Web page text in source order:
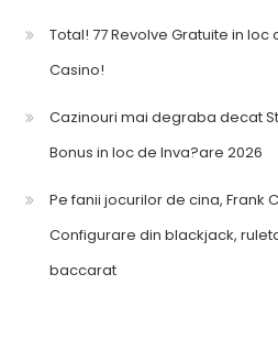
Total! 77 Revolve Gratuite in
Casino!
Cazinouri mai degraba decat
Bonus in loc de Inva?are 2026
Pe fanii jocurilor de cina, Frank
Configurare din blackjack,
baccarat